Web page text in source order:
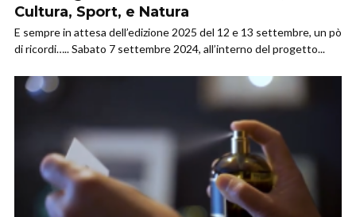
Cultura, Sport, e Natura
E sempre in attesa dell’edizione 2025 del 12 e 13 settembre, un pò
di ricordi….. Sabato 7 settembre 2024, all’interno del progetto...